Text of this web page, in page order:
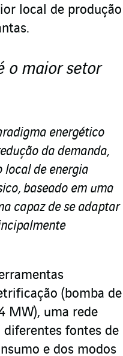
local de produção
o maior setor
energético
da demanda,
local de energia
baseado em uma
capaz de se adaptar
(bomba de
MW), uma rede
fontes de
e dos modos